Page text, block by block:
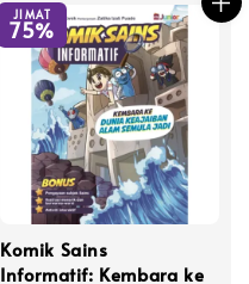
JIMAT
75%
Komik Sains
Informatif: Kembara ke